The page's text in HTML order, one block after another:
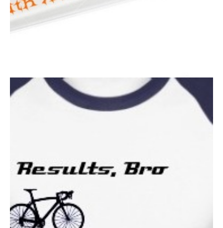
Technologies
Tests de produits
Tendances
Tous nos articles
À propos